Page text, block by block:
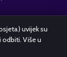
privatnosti
uvijek su
Više u